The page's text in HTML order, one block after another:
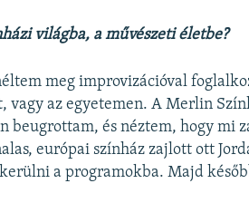
világba, a művészeti életbe?
meg improvizációval
az egyetemen. A Merlin
beugrottam, és néztem, hogy mi
európai színház zajlott ott
a programokba. Majd